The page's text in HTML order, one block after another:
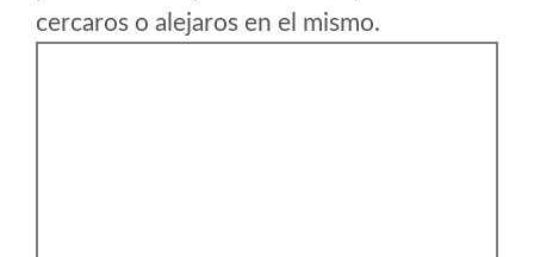
cercaros o alejaros en el mismo.